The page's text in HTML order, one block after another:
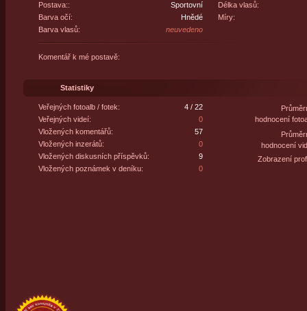
Postava::
Sportovní
Barva očí:
Hnědé
Barva vlasů:
neuvedeno
Délka vlasů:
Míry:
Komentář k mé postavě:
Statistiky
Veřejných fotoalb / fotek:
4 / 22
Veřejných videí:
0
Vložených komentářů:
57
Vložených inzerátů:
0
Vložených diskusních příspěvků:
9
Vložených poznámek v deníku:
0
hodnocení
hodnocení
Zobrazení